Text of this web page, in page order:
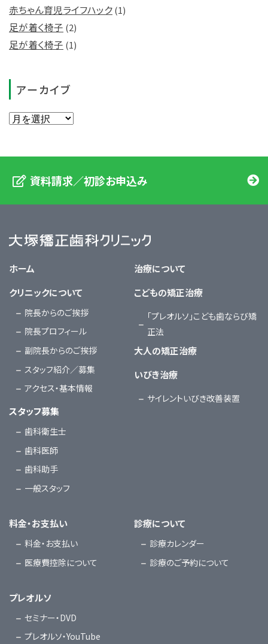
赤ちゃん育児ライフハック(1)
足が着く椅子 (2)
足が着く椅子 (1)
アーカイブ
資料請求／初診お申込み
ホーム
クリニックについて
院長からのご挨拶
院長プロフィール
副院長からのご挨拶
スタッフ紹介／募集
アクセス・基本情報
スタッフ募集
歯科衛生士
歯科医師
歯科助手
一般スタッフ
治療について
こどもの矯正治療
「プレオルソ」こども歯ならび矯
正法
大人の矯正治療
いびき治療
サイレントいびき改善装置
料金・お支払い
料金・お支払い
医療費控除について
診療について
診療カレンダー
診療のご予約について
プレオルソ
セミナー・DVD
プレオルソ・YouTube